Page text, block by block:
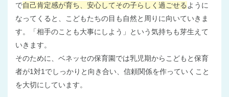
で自己肯定感が育ち、安心してその子らしく過ごせる ように
なってくると、こどもたちの目も自然と周りに向いていきま
す。「相手のことも大事にしよう」という気持ちも芽生えて
いきます。
そのために、ベネッセの保育園では乳児期からこどもと保育
者が1対1でしっかりと向き合い、信頼関係を作っていくこと
を大切にしています。